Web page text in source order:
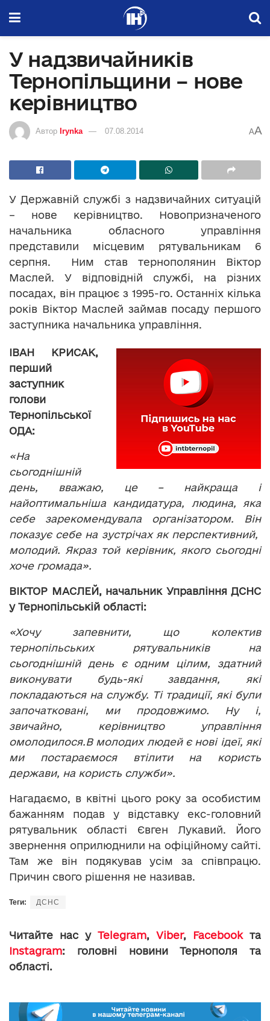
У надзвичайників
Тернопільщини – нове
керівництво
Автор Irynka 07.08.2014 AA
У Державній службі з надзвичайних ситуацій
– нове керівництво. Новопризначеного
начальника обласного управління
представили місцевим рятувальникам 6
серпня. Ним став тернополянин Віктор
Маслей. У відповідній службі, на різних
посадах, він працює з 1995-го. Останніх кілька
років Віктор Маслей займав посаду першого
заступника начальника управління.
ІВАН КРИСАК,
перший
заступник
голови
Тернопільської
ОДА:
«На
сьогоднішній
день, вважаю, це – найкраща і
найоптимальніша кандидатура, людина, яка
себе зарекомендувала організатором. Він
показує себе на зустрічах як перспективний,
молодий. Якраз той керівник, якого сьогодні
хоче громада».
ВІКТОР МАСЛЕЙ, начальник Управління ДСНС
у Тернопільській області:
«Хочу запевнити, що колектив
тернопільських рятувальників на
сьогоднішній день є одним цілим, здатний
виконувати будь-які завдання, які
покладаються на службу. Ті традиції, які були
започатковані, ми продовжимо. Ну і,
звичайно, керівництво управління
омолодилося.В молодих людей є нові ідеї, які
ми постараємося втілити на користь
держави, на користь служби».
Нагадаємо, в квітні цього року за особистим
бажанням подав у відставку екс-головний
рятувальник області Євген Лукавий. Його
звернення оприлюднили на офіційному сайті.
Там же він подякував усім за співпрацю.
Причин свого рішення не називав.
Теги: ДСНС
Читайте нас у Telegram, Viber, Facebookта
Instagram: головні новини Тернополя та
області.